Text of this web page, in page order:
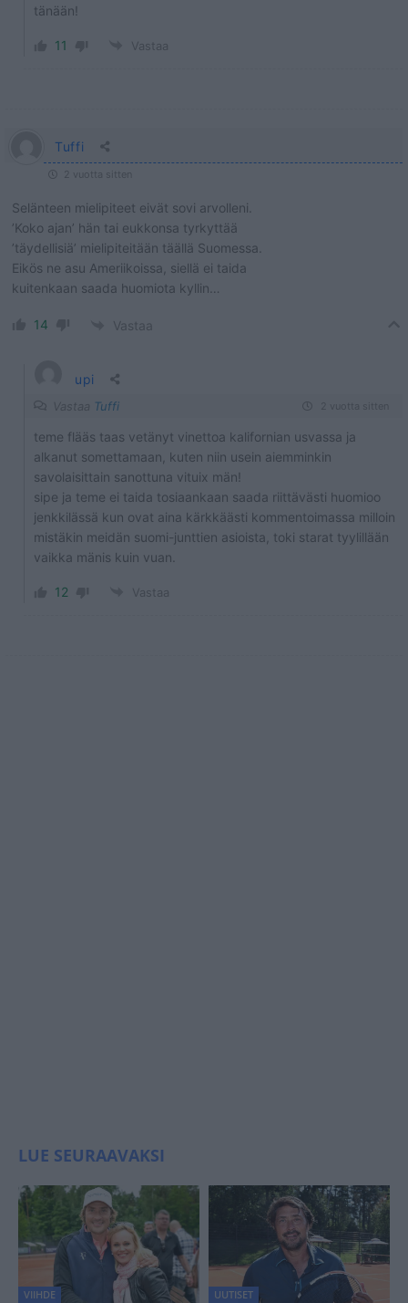
tänään!
11 Vastaa
Tuffi
2 vuotta sitten
Selänteen mielipiteet eivät sovi arvolleni.
’Koko ajan’ hän tai eukkonsa tyrkyttää
’täydellisiä’ mielipiteitään täällä Suomessa.
Eikös ne asu Ameriikoissa, siellä ei taida
kuitenkaan saada huomiota kyllin…
14 Vastaa
upi
Vastaa Tuffi 2 vuotta sitten
teme flääs taas vetänyt vinettoa kalifornian usvassa ja
alkanut somettamaan, kuten niin usein aiemminkin
savolaisittain sanottuna vituix män!
sipe ja teme ei taida tosiaankaan saada riittävästi huomioo
jenkkilässä kun ovat aina kärkkäästi kommentoimassa milloin
mistäkin meidän suomi-junttien asioista, toki starat tyylillään
vaikka mänis kuin vuan.
12 Vastaa
LUE SEURAAVAKSI
VIIHDE UUTISET